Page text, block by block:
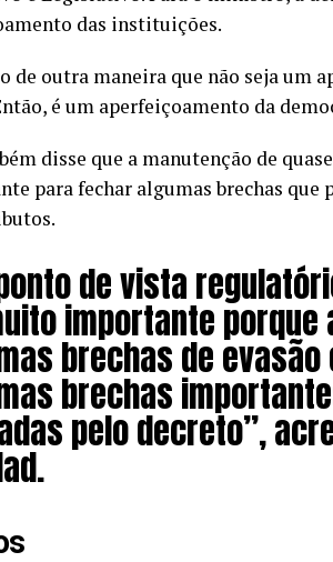
das instituições.
de outra maneira que não seja um
é um aperfeiçoamento da
disse que a manutenção de
para fechar algumas brechas que
de vista
importante porque
brechas de evasão
brechas
pelo decreto”,